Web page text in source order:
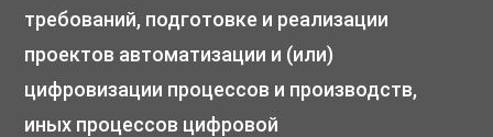
требований, подготовке и реализации
проектов автоматизации и (или)
цифровизации процессов и производств,
иных процессов цифровой